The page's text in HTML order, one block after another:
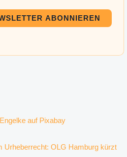
ABONNIEREN
Urheberrecht: OLG Hamburg kürzt